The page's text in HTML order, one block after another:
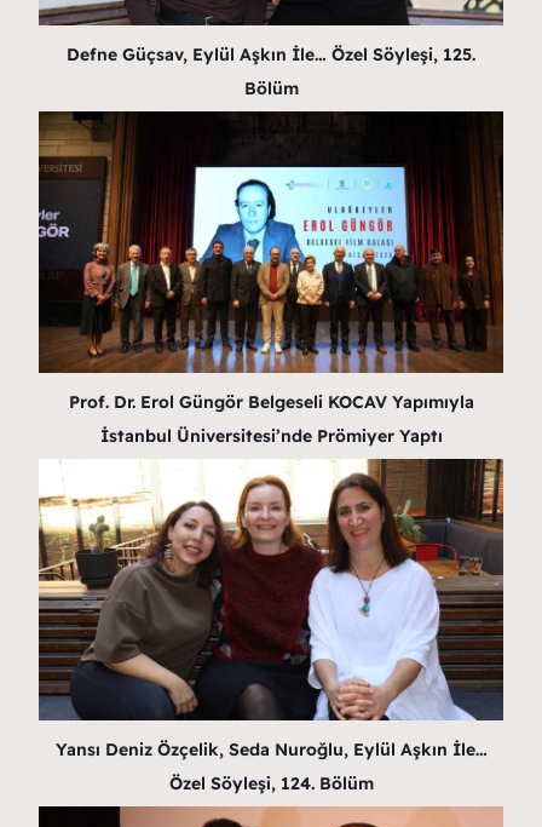
Defne Güçsav, Eylül Aşkın İle… Özel Söyleşi, 125.
Bölüm
Prof. Dr. Erol Güngör Belgeseli KOCAV Yapımıyla
İstanbul Üniversitesi’nde Prömiyer Yaptı
Yansı Deniz Özçelik, Seda Nuroğlu, Eylül Aşkın İle…
Özel Söyleşi, 124. Bölüm